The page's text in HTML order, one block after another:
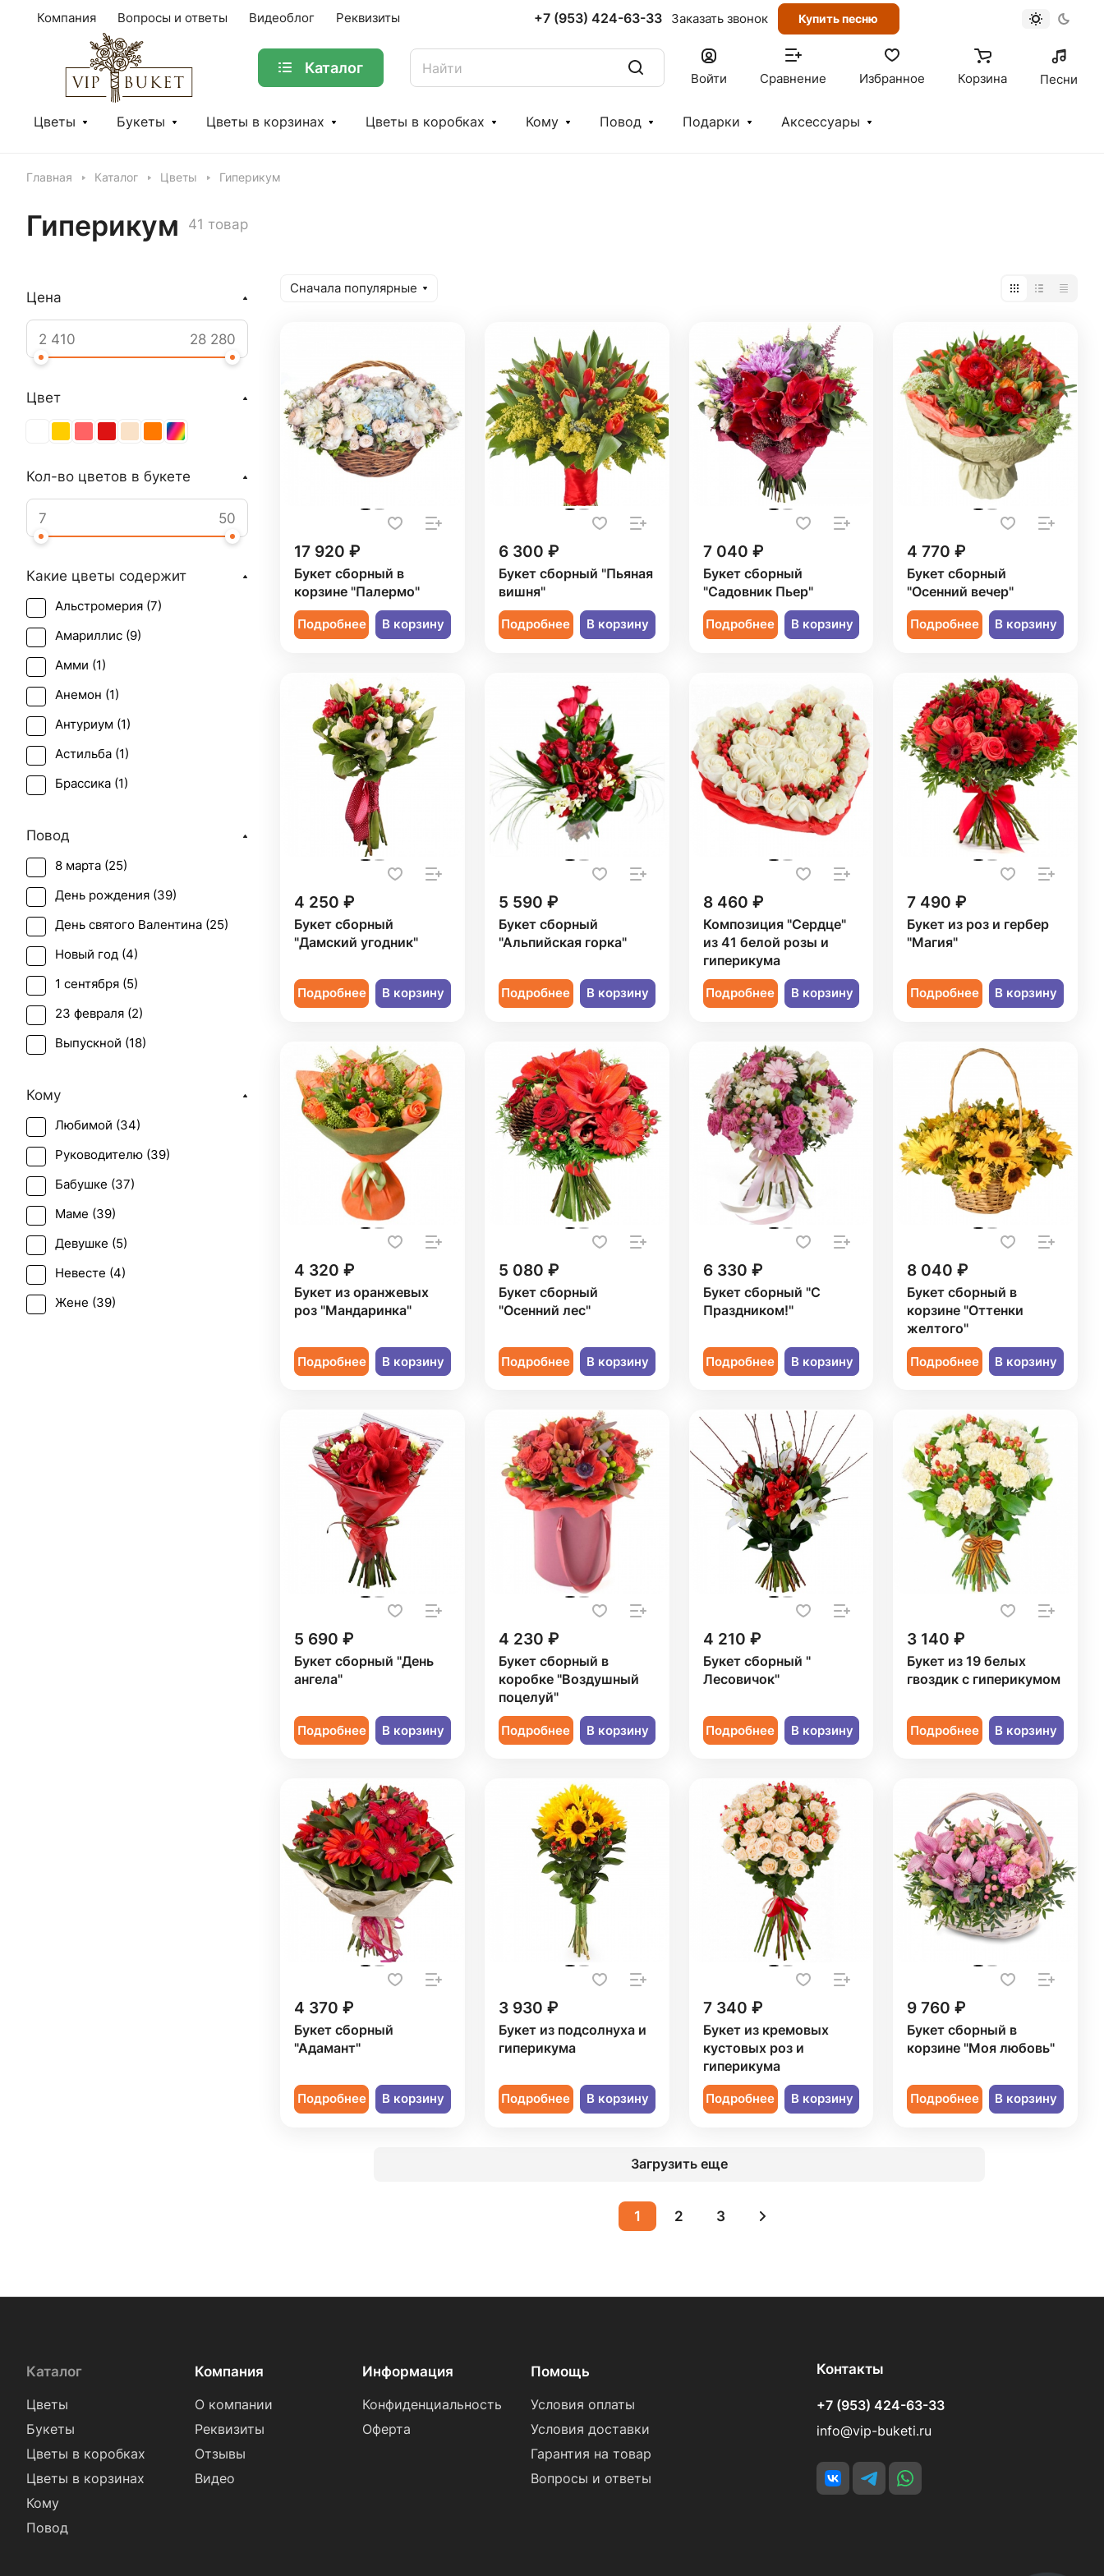
Компания Вопросы и ответы Видеоблог Реквизиты +7 (953) 424-63-33 Заказать звонок Купить песню
Каталог
Войти Сравнение Избранное Корзина Песни
Цветы Букеты Цветы в корзинах Цветы в коробках Кому Повод Подарки Аксессуары
Главная Каталог Цветы Гиперикум
Гиперикум 41 товар
Сначала популярные
17 920 ₽
Букет сборный в
корзине "Палермо"
Подробнее В корзину
6 300 ₽
Букет сборный "Пьяная
вишня"
Подробнее В корзину
7 040 ₽
Букет сборный
"Садовник Пьер"
Подробнее В корзину
4 770 ₽
Букет сборный
"Осенний вечер"
Подробнее В корзину
4 250 ₽
Букет сборный
"Дамский угодник"
Подробнее В корзину
5 590 ₽
Букет сборный
"Альпийская горка"
Подробнее В корзину
8 460 ₽
Композиция "Сердце"
из 41 белой розы и
гиперикума
Подробнее В корзину
7 490 ₽
Букет из роз и гербер
"Магия"
Подробнее В корзину
4 320 ₽
Букет из оранжевых
роз "Мандаринка"
Подробнее В корзину
5 080 ₽
Букет сборный
"Осенний лес"
Подробнее В корзину
6 330 ₽
Букет сборный "С
Праздником!"
Подробнее В корзину
8 040 ₽
Букет сборный в
корзине "Оттенки
желтого"
Подробнее В корзину
5 690 ₽
Букет сборный "День
ангела"
Подробнее В корзину
4 230 ₽
Букет сборный в
коробке "Воздушный
поцелуй"
Подробнее В корзину
4 210 ₽
Букет сборный "
Лесовичок"
Подробнее В корзину
3 140 ₽
Букет из 19 белых
гвоздик с гиперикумом
Подробнее В корзину
4 370 ₽
Букет сборный
"Адамант"
Подробнее В корзину
3 930 ₽
Букет из подсолнуха и
гиперикума
Подробнее В корзину
7 340 ₽
Букет из кремовых
кустовых роз и
гиперикума
Подробнее В корзину
9 760 ₽
Букет сборный в
корзине "Моя любовь"
Подробнее В корзину
Загрузить еще
1 2 3
Цена
Цвет
Кол-во цветов в букете
Какие цветы содержит
Альстромерия (7)
Амариллис (9)
Амми (1)
Анемон (1)
Антуриум (1)
Астильба (1)
Брассика (1)
Гвоздика (
Гербера (9)
Гиперикум (41)
Гипсофила ( 1)
Гортензия (1)
Калла (1)
Краспедия ( 1)
Леукоспермум (
Повод
8 марта (25)
День рождения (39)
День святого Валентина (25)
Новый год (4)
1 сентября (5)
23 февраля (2)
Выпускной (18)
День учителя (
Первое свидание (
Последний звонок (
Рождение ребенка (
Рождество (
Свадьба ( 2)
Татьянин день (
Юбилей (27
Кому
Любимой (34)
Руководителю (39)
Бабушке (37)
Маме (39)
Девушке (5)
Невесте (4)
Жене (39)
Каталог
Цветы
Букеты
Цветы в коробках
Цветы в корзинах
Кому
Повод
Компания
О компании
Реквизиты
Отзывы
Видео
Информация
Конфиденциальность
Оферта
Помощь
Условия оплаты
Условия доставки
Гарантия на товар
Вопросы и ответы
Контакты
+7 (953) 424-63-33
info@vip-buketi.ru